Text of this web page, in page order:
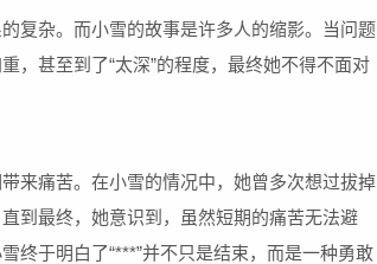
复杂。而小雪的故事是许多人的缩影。当问题
，甚至到了“太深”的程度，最终她不得不面对
来痛苦。在小雪的情况中，她曾多次想过拔掉
到最终，她意识到，虽然短期的痛苦无法避
终于明白了“***”并不只是结束，而是一种勇敢